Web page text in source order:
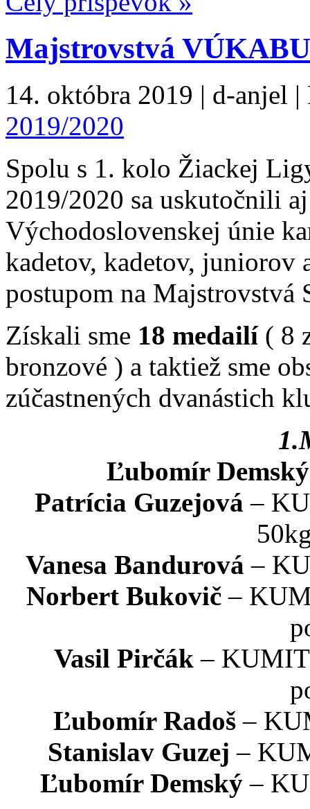
Majstrovstvá
14. októbra 2019 | d-anjel
2019/2020
Spolu s 1. kolo Žiackej
2019/2020 sa uskutočnili
Východoslovenskej únie
kadetov, kadetov, juniorov
postupom na Majstrovstvá
Získali sme 18 medailí( 8
bronzové ) a taktiež sme
zúčastnených dvanástich
Ľubomír Demský
Patrícia Guzejová –
Vanesa Bandurová –
Norbert Bukovič–
Vasil Pirčák–
Ľubomír Radoš –
Stanislav Guzej –
Ľubomír Demský–